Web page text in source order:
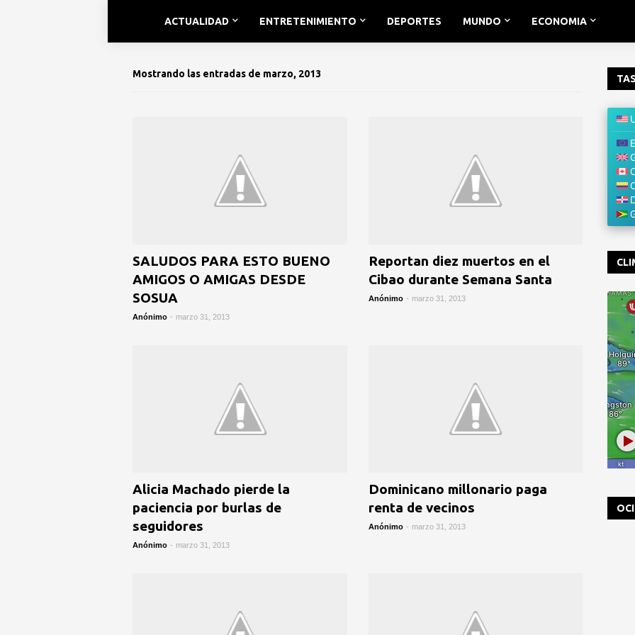
ACTUALIDAD ENTRETENIMIENTO DEPORTES MUNDO ECONOMIA
Mostrando las entradas de marzo, 2013
SALUDOS PARA ESTO BUENO
AMIGOS O AMIGAS DESDE
SOSUA
Anónimo - marzo 31, 2013
Reportan diez muertos en el
Cibao durante Semana Santa
Anónimo - marzo 31, 2013
Alicia Machado pierde la
paciencia por burlas de
seguidores
Anónimo - marzo 31, 2013
Dominicano millonario paga
renta de vecinos
Anónimo - marzo 31, 2013